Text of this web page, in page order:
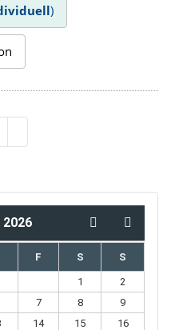
)
2026
F S S
1
2
7 8
9
14 15
16